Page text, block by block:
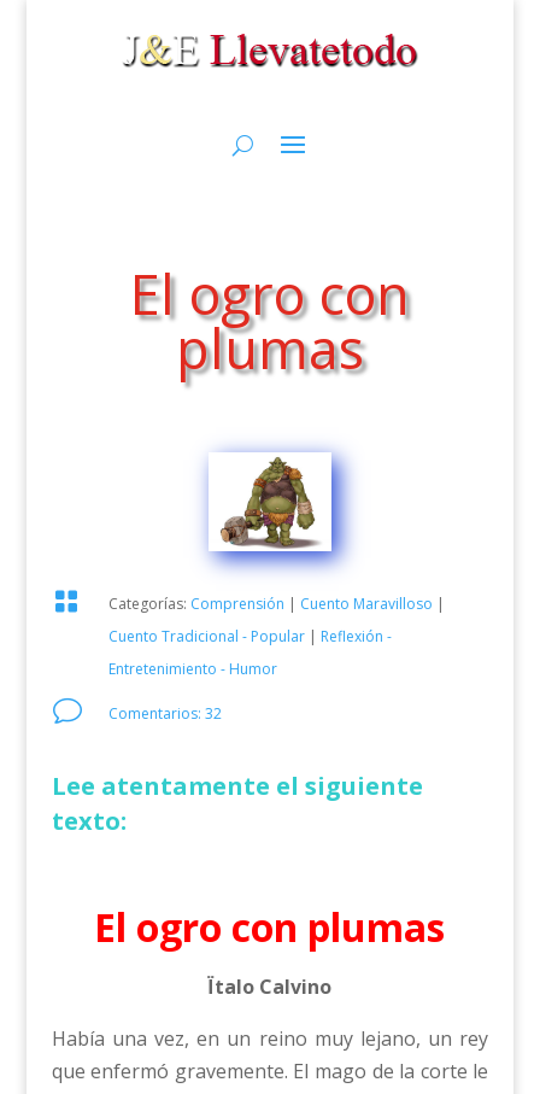
El ogro con
plumas
 Categorías: Comprensión | Cuento Maravilloso |
Cuento Tradicional - Popular| Reflexión -
Entretenimiento - Humor
v Comentarios: 32
Lee atentamente el siguiente
texto:
El ogro con plumas
Ïtalo Calvino
Había una vez, en un reino muy lejano, un rey
que enfermó gravemente. El mago de la corte le